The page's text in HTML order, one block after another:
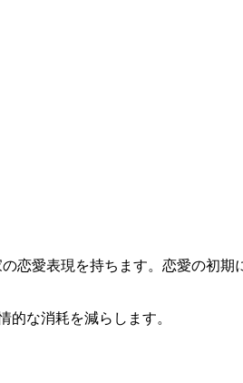
恋愛表現を持ちます。恋愛の初期
な消耗を減らします。